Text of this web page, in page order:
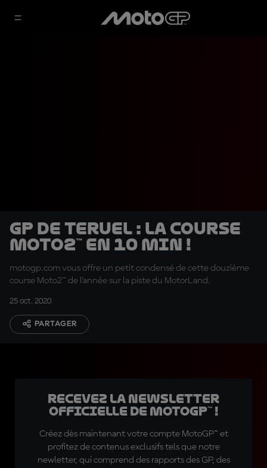
GP de Teruel : La course
Moto2™ en 10 min !
motogp.com vous offre un petit condensé de cette douzième
course Moto2™ de l'année sur la piste du MotorLand.
25 oct. 2020
PARTAGER
Recevez la Newsletter
officielle de MotoGP™ !
Créez dès maintenant votre compte MotoGP™ et
profitez de contenus exclusifs tels que notre
newletter, qui comprend des rapports des GP, des